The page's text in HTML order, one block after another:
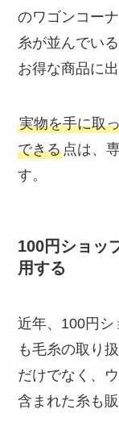
のワゴンコー
糸が並んでい
お得な商品に出
実物を手に取
できる点は、
す。
100円ショッ
用する
近年、100円
も毛糸の取り
だけでなく、
含まれた糸も